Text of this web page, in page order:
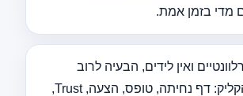
מדי בזמן אמת.
ואין לידים, הבעיה לרוב
נמצאת אחרי הקליק: דף נחיתה, טופס, הצעה, Trust,